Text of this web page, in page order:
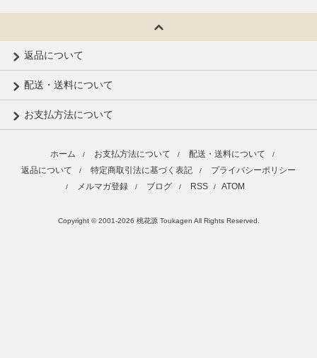
返品について
配送・送料について
お支払方法について
ホーム / お支払方法について / 配送・送料について /
返品について / 特定商取引法に基づく表記 / プライバシーポリシー
/ メルマガ登録 / ブログ / RSS / ATOM
Copyright © 2001-2026 桃花源 Toukagen All Rights Reserved.